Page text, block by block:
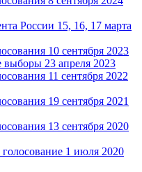
России 15, 16, 17 марта
10 сентября 2023
23 апреля 2023
11 сентября 2022
19 сентября 2021
13 сентября 2020
1 июля 2020